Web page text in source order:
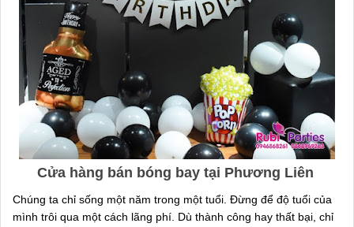
Cửa hàng bán bóng bay tại Phương Liên
Chúng ta chỉ sống một năm trong một tuổi. Đừng để độ tuổi của
mình trôi qua một cách lãng phí. Dù thành công hay thất bại, chỉ